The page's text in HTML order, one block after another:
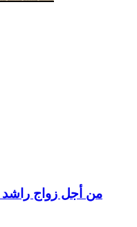
من أجل زواج راشد (2) ألبسة النساء في